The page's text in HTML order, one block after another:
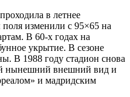
в летнее
поля изменили с 95×65 на
В 60-х годах на
укрытие. В сезоне
В 1988 году стадион снова
нынешний внешний вид и
и мадридским